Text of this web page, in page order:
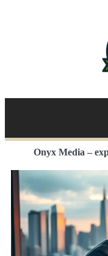
Onyx Media –